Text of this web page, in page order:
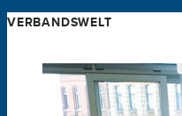
VERBANDSWELT